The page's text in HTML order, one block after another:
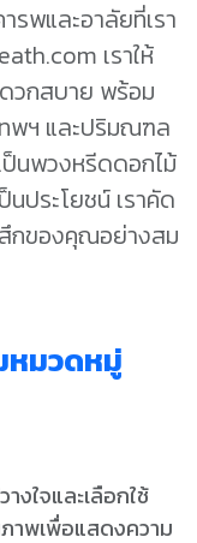
พและอาลัยที่เรา
เราให้
วกสบาย พร้อม
พฯ และปริมณฑล
ป็นพวงหรีดดอกไม้
ประโยชน์ เราคัด
กของคุณอย่างสม
หมวดหมู่
างใจและเลือกใช้
าพเพื่อแสดงความ